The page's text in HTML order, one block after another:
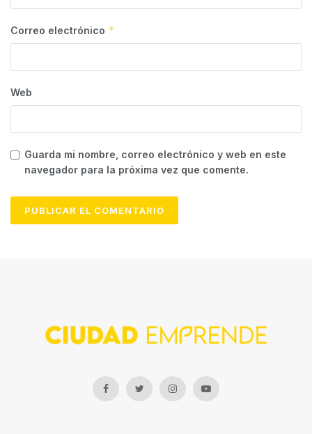
Correo electrónico *
Web
Guarda mi nombre, correo electrónico y web en este
navegador para la próxima vez que comente.